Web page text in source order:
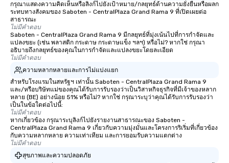
กรุณาแสดงความคิดเห็นหรือลิงก์ไปยังเป้าหมาย/กลยุทธ์ด้านความยั่งยืนหรือผลก
ระทบทางสังคมของ Saboten - CentralPlaza Grand Rama 9 ที่เปิดเผยต่อ
สาธารณะ
ไม่มีคำตอบ
Saboten - CentralPlaza Grand Rama 9 มีกลยุทธ์ที่มุ่งเน้นไปที่การกำจัดและ
แปลงขยะ (เช่น พลาสติก กระดาษ กระดาษแข็ง ฯลฯ) หรือไม่? หากใช่ กรุณา
อธิบายถึงกลยุทธ์ของคุณในการกำจัดและแปลงขยะโดยละเอียด
ไม่มีคำตอบ
ความหลากหลายและการไม่แบ่งแยก
สำหรับโรงแรมในสหรัฐฯ เท่านั้น Saboten - CentralPlaza Grand Rama 9
และ/หรือบริษัทแม่ของคุณได้รับการรับรองว่าเป็นวิสาหกิจธุรกิจที่มีเจ้าของหลาก
หลาย (BE) อย่างน้อย 51% หรือไม่? หากใช่ กรุณาระบุว่าคุณได้รับการรับรองว่า
เป็นในข้อใดต่อไปนี้:
ไม่มีคำตอบ
หากเกี่ยวข้อง กรุณาระบุลิงก์ไปยังรายงานสาธารณะของ Saboten -
CentralPlaza Grand Rama 9 เกี่ยวกับความมุ่งมั่นและโครงการริเริ่มที่เกี่ยวข้อง
กับความหลากหลาย ความเท่าเทียม และการยอมรับความแตกต่าง
ไม่มีคำตอบ
สุขภาพและความปลอดภัย